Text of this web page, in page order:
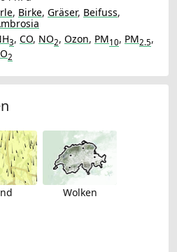
, Birke, Gräser, Beifuss,
3, CO, NO2, Ozon, PM10, PM2.5,
2
Wolken